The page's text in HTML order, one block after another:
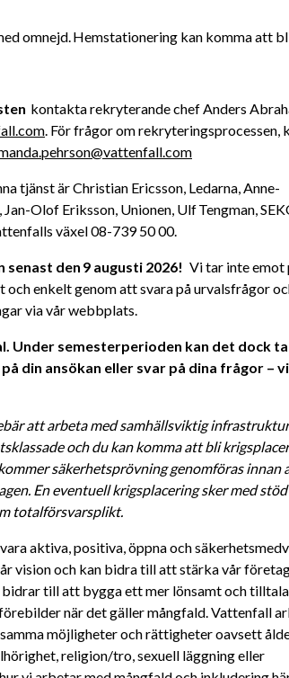
omnejd. Hemstationering kan komma att
. För frågor om rekryteringsprocessen,
tjänst är Christian Ericsson, Ledarna, Anne-
Olof Eriksson, Unionen, Ulf Tengman,
växel 08-739 50 00.
den 9 augusti 2026! Vi tar inte emot
och enkelt genom att svara på urvalsfrågor
via vår webbplats.
Under semesterperioden kan det dock
din ansökan eller svar på dina frågor –
att arbeta med samhällsviktig
och du kan komma att bli
säkerhetsprövning genomföras innan
En eventuell krigsplacering sker med
totalförsvarsplikt.
aktiva, positiva, öppna och
vision och kan bidra till att stärka vår
till att bygga ett mer lönsamt och
när det gäller mångfald. Vattenfall
möjligheter och rättigheter oavsett
religion/tro, sexuell läggning eller